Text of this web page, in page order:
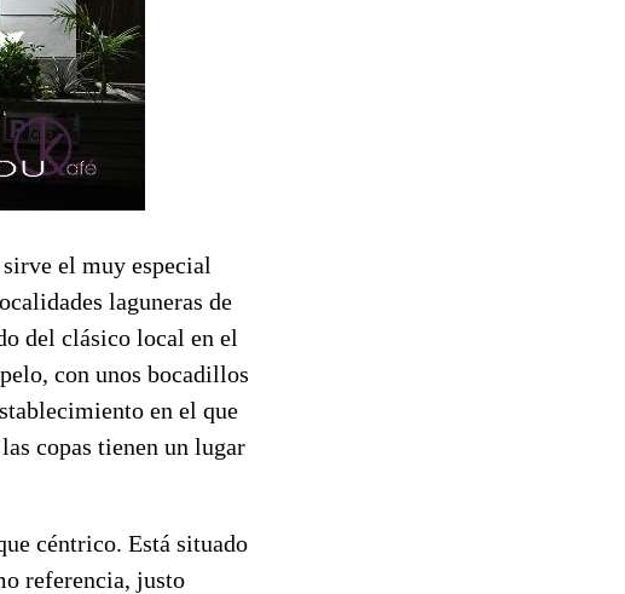
el muy especial
laguneras de
del clásico local en el
con unos bocadillos
en el que
copas tienen un lugar
céntrico. Está situado
referencia, justo